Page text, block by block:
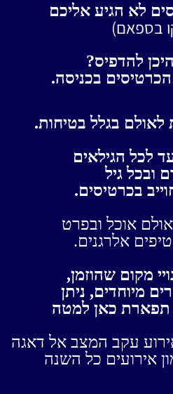
לא הגיע אליכם
בספאם)
להדפיס?
בכניסה.
לאולם בגלל בטיחות.
לכל הגילאים
ובכל גיל
בכרטיסים.
אוכל ובפרט
אלרגנים.
מקום שהוזמן,
מיוחדים, ניתן
תפארת כאן למטה
עקב המצב אל דאגה
אירועים כל השנה